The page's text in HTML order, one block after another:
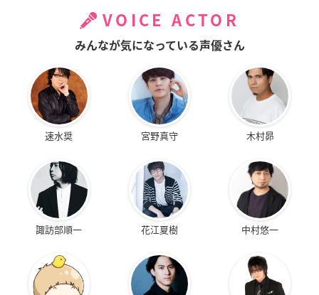
VOICE ACTOR
みんなが気になっている声優さん
速水奨 宮野真守 木村昴
諏訪部順一 花江夏樹 中村悠一